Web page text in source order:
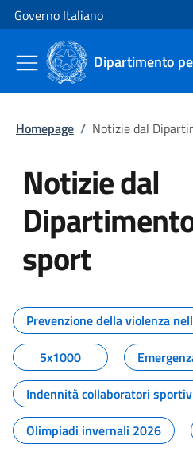
Vai al contenuto
Vai alla navigazione del sito
Governo Italiano
Dipartimento
Homepage / Notizie dal
Notizie dal
sport
Tutti i contenuti
Prevenzione della violenza
5x1000
Indennità collaboratori
Olimpiadi invernali 2026